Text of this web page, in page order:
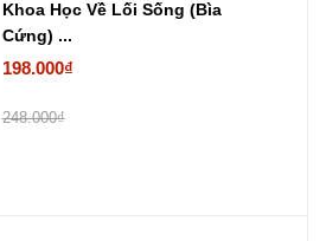
Khoa Học Về Lối Sống (Bìa
Cứng) ...
198.000₫
248.000₫